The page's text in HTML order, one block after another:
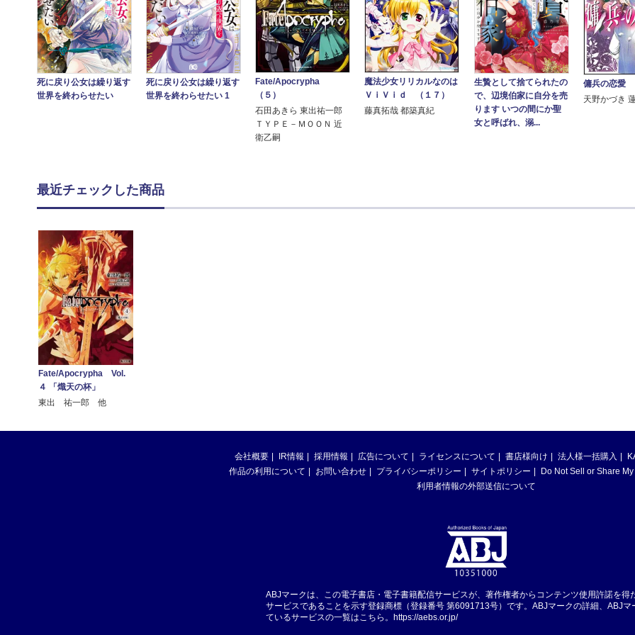
死に戻り公女は繰り返す
世界を終わらせたい
死に戻り公女は繰り返す
世界を終わらせたい 1
Fate/Apocrypha
（５）
石田あきら 東出祐一郎
ＴＹＰＥ－ＭＯＯＮ 近
衛乙嗣
魔法少女リリカルなのは
ＶｉＶｉｄ （１７）
藤真拓哉 都築真紀
生贄として捨てられたの
で、辺境伯家に自分を売
ります いつの間にか聖
女と呼ばれ、溺...
傭兵の恋愛
天野かづき
最近チェックした商品
Fate/Apocrypha Vol.
４ 「熾天の杯」
東出 祐一郎 他
会社概要 IR情報 採用情報 広告について ライセンスについて 書店様向け 法人様一括購入
作品の利用について
お問い合わせ プライバシーポリシー サイトポリシー
Do Not Sell or Share
利用者情報の外部送信について
ABJマークは、この電子書店・電子書籍配信サービスが、著作権者からコンテンツ使用許諾を得
サービスであることを示す登録商標（登録番号 第6091713号）です。ABJマークの詳細、ABJマ
ているサービスの一覧はこちら。 https://aebs.or.jp/